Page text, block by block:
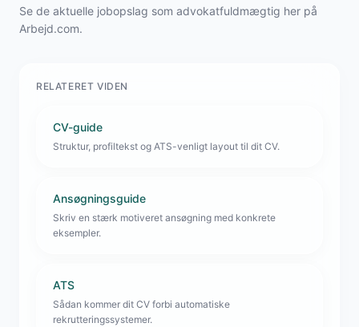
Se de aktuelle jobopslag som advokatfuldmægtig her på
Arbejd.com.
RELATERET VIDEN
CV-guide
Struktur, profiltekst og ATS-venligt layout til dit CV.
Ansøgningsguide
Skriv en stærk motiveret ansøgning med konkrete
eksempler.
ATS
Sådan kommer dit CV forbi automatiske
rekrutteringssystemer.